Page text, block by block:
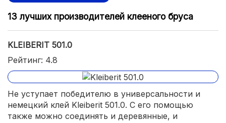
13 лучших производителей клееного бруса
KLEIBERIT 501.0
Рейтинг: 4.8
Не уступает победителю в универсальности и
немецкий клей Kleiberit 501.0. С его помощью
также можно соединять и деревянные, и